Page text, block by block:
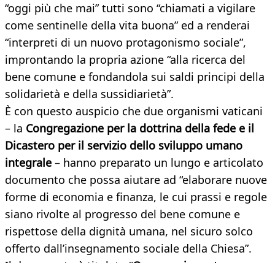
“oggi più che mai” tutti sono “chiamati a vigilare
come sentinelle della vita buona” ed a renderai
“interpreti di un nuovo protagonismo sociale”,
improntando la propria azione “alla ricerca del
bene comune e fondandola sui saldi principi della
solidarietà e della sussidiarietà”.
È con questo auspicio che due organismi vaticani
– la Congregazione per la dottrina della fede e il
Dicastero per il servizio dello sviluppo umano
integrale – hanno preparato un lungo e articolato
documento che possa aiutare ad “elaborare nuove
forme di economia e finanza, le cui prassi e regole
siano rivolte al progresso del bene comune e
rispettose della dignità umana, nel sicuro solco
offerto dall’insegnamento sociale della Chiesa”.